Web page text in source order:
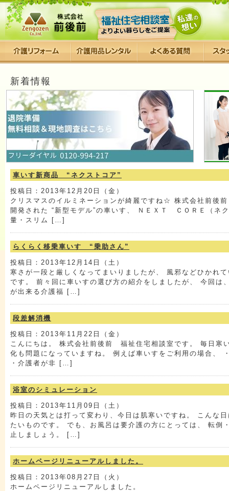
新着情報
車いす新商品 “ネクストコア”
投稿日：2013年12月20日（金）
クリスマスのイルミネーションが綺麗ですね☆ 株式会社前後
開発された “新型モデル”の車いす、 ＮＥＸＴ ＣＯＲＥ（ネ
量・スリム […]
らくらく移乗車いす “乗助さん”
投稿日：2013年12月14日（土）
寒さが一段と厳しくなってまいりましたが、 風邪などひかれ
です。 前々回に車いすの選び方の紹介をしましたが、 今回は
が出来る介護福 […]
段差解消機
投稿日：2013年11月22日（金）
こんにちは。 株式会社前後前 福祉住宅相談室です。 毎日寒
化も問題になっていますね。 例えば車いすをご利用の場合、
・介護者が非 […]
浴室のシミュレーション
投稿日：2013年11月09日（土）
昨日の天気とは打って変わり、今日は肌寒いですね。 こんな
たいものです。 でも、お風呂は要介護の方にとっては、 転倒
止しましょう。 […]
ホームページリニューアルしました。
投稿日：2013年08月27日（火）
ホームページリニューアルしました。